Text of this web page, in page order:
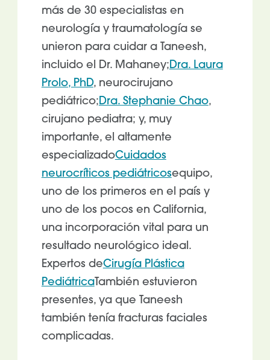
más de 30 especialistas en
neurología y traumatología se
unieron para cuidar a Taneesh,
incluido el Dr. Mahaney;Dra. Laura
Prolo, PhD, neurocirujano
pediátrico;Dra. Stephanie Chao,
cirujano pediatra; y, muy
importante, el altamente
especializadoCuidados
neurocríticos pediátricosequipo,
uno de los primeros en el país y
uno de los pocos en California,
una incorporación vital para un
resultado neurológico ideal.
Expertos deCirugía Plástica
PediátricaTambién estuvieron
presentes, ya que Taneesh
también tenía fracturas faciales
complicadas.